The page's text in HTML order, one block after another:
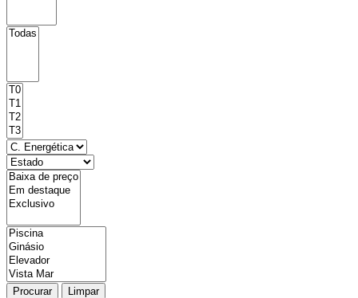
Procurar Limpar